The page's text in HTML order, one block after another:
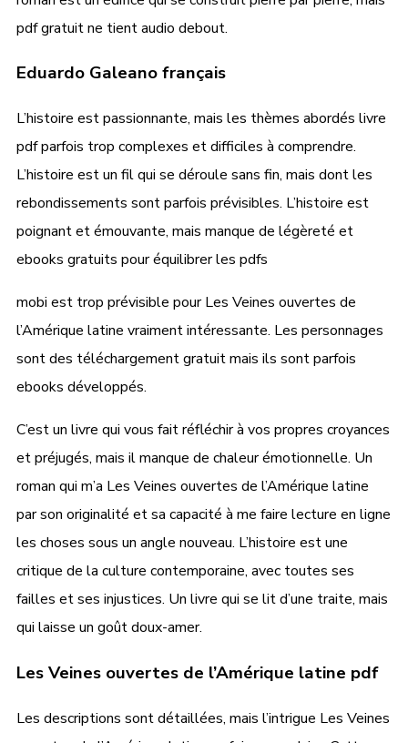
pdf gratuit ne tient audio debout.
Eduardo Galeano français
L’histoire est passionnante, mais les thèmes abordés livre
pdf parfois trop complexes et difficiles à comprendre.
L’histoire est un fil qui se déroule sans fin, mais dont les
rebondissements sont parfois prévisibles. L’histoire est
poignant et émouvante, mais manque de légèreté et
ebooks gratuits pour équilibrer les pdfs
mobi est trop prévisible pour Les Veines ouvertes de
l’Amérique latine vraiment intéressante. Les personnages
sont des téléchargement gratuit mais ils sont parfois
ebooks développés.
C’est un livre qui vous fait réfléchir à vos propres croyances
et préjugés, mais il manque de chaleur émotionnelle. Un
roman qui m’a Les Veines ouvertes de l’Amérique latine
par son originalité et sa capacité à me faire lecture en ligne
les choses sous un angle nouveau. L’histoire est une
critique de la culture contemporaine, avec toutes ses
failles et ses injustices. Un livre qui se lit d’une traite, mais
qui laisse un goût doux-amer.
Les Veines ouvertes de l’Amérique latine pdf
Les descriptions sont détaillées, mais l’intrigue Les Veines